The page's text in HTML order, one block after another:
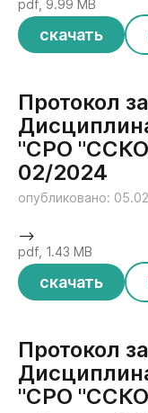
скачать
pdf, 9.99 MB
Протокол
"СРО
02/2024
опубликовано:
скачать
-->
pdf, 1.43 MB
Протокол
"СРО